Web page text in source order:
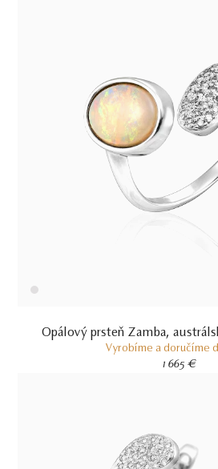
Opálový prsteň Zamba,
Vyrobíme a doručíme
1 665 €